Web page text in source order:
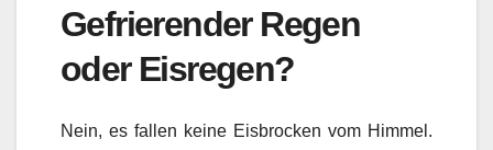
Gefrierender Regen
oder Eisregen?
Nein, es fallen keine Eisbrocken vom Himmel.